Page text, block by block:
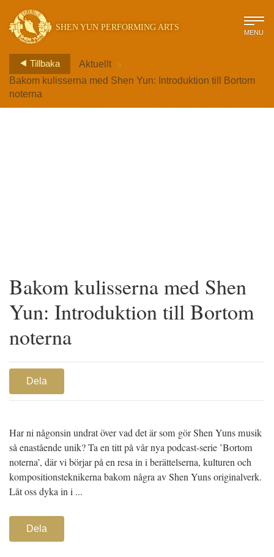
SHEN YUN PERFORMING ARTS MENU
Tillbaka Aktuellt >
Bakom kulisserna med Shen Yun: Introduktion till Bortom
noterna
Bakom kulisserna med Shen
Yun: Introduktion till Bortom
noterna
Dela
Har ni någonsin undrat över vad det är som gör Shen Yuns musik
så enastående unik? Ta en titt på vår nya podcast-serie ’Bortom
noterna’, där vi börjar på en resa in i berättelserna, kulturen och
kompositionsteknikerna bakom några av Shen Yuns originalverk.
Låt oss dyka in i ...
Dela